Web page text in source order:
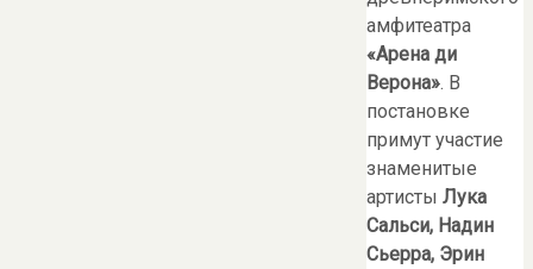
амфитеатра
«Арена ди
Верона». В
постановке
примут участие
знаменитые
артисты Лука
Сальси, Надин
Сьерра, Эрин